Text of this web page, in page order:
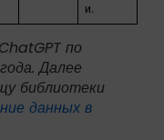
и.
по
Далее
библиотеки
данных в